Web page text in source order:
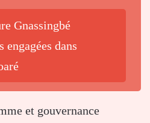
Gnassingbé
engagées dans
et gouvernance